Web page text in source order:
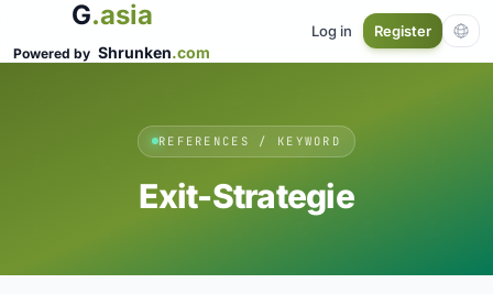
G.asia
Powered by Shrunken.com
Log in Register
REFERENCES / KEYWORD
Exit-Strategie